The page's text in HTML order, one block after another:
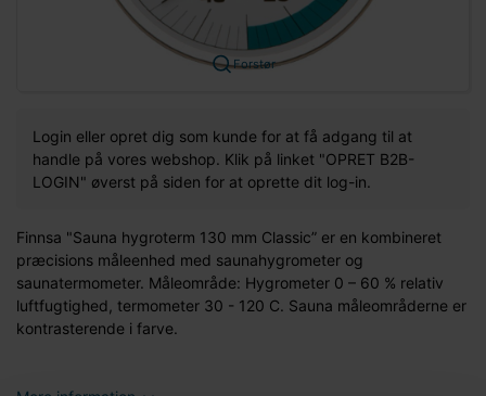
Forstør
Login eller opret dig som kunde for at få adgang til at
handle på vores webshop. Klik på linket "OPRET B2B-
LOGIN" øverst på siden for at oprette dit log-in.
Finnsa "Sauna hygroterm 130 mm Classic” er en kombineret
præcisions måleenhed med saunahygrometer og
saunatermometer. Måleområde: Hygrometer 0 – 60 % relativ
luftfugtighed, termometer 30 - 120 C. Sauna måleområderne er
kontrasterende i farve.